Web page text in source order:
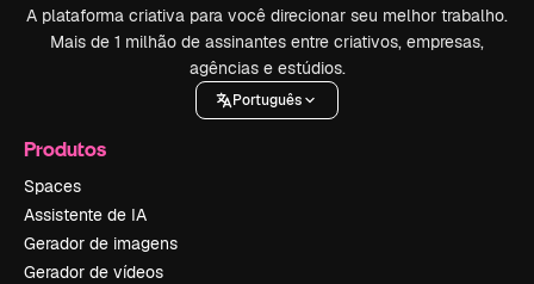
A plataforma criativa para você direcionar seu melhor trabalho.
Mais de 1 milhão de assinantes entre criativos, empresas,
agências e estúdios.
Português
Produtos
Spaces
Assistente de IA
Gerador de imagens
Gerador de vídeos